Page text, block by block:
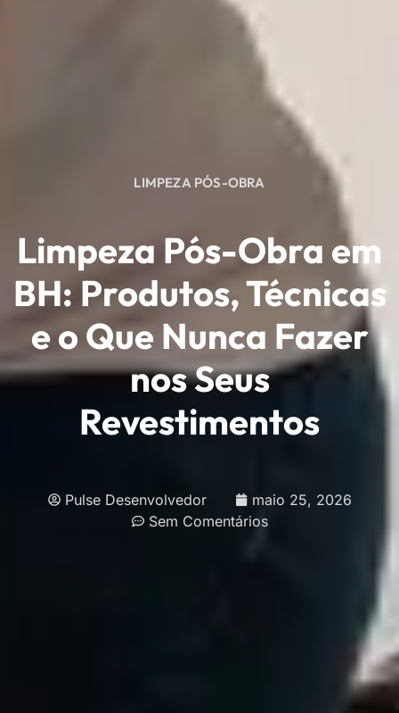
LIMPEZA PÓS-OBRA
Limpeza Pós-Obra em
BH: Produtos, Técnicas
e o Que Nunca Fazer
nos Seus
Revestimentos
Pulse Desenvolvedor
maio 25, 2026
Sem Comentários